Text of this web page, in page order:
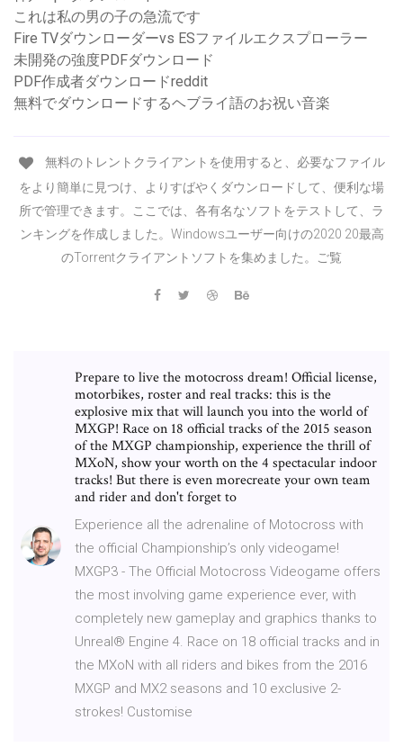
これは私の男の子の急流です
Fire TVダウンローダーvs ESファイルエクスプローラー
未開発の強度PDFダウンロード
PDF作成者ダウンロードreddit
無料でダウンロードするヘブライ語のお祝い音楽
無料のトレントクライアントを使用すると、必要なファイル
をより簡単に見つけ、よりすばやくダウンロードして、便利な場
所で管理できます。ここでは、各有名なソフトをテストして、ラ
ンキングを作成しました。Windowsユーザー向けの2020 20最高
のTorrentクライアントソフトを集めました。ご覧
Prepare to live the motocross dream! Official license,
motorbikes, roster and real tracks: this is the
explosive mix that will launch you into the world of
MXGP! Race on 18 official tracks of the 2015 season
of the MXGP championship, experience the thrill of
MXoN, show your worth on the 4 spectacular indoor
tracks! But there is even morecreate your own team
and rider and don't forget to
Experience all the adrenaline of Motocross with
the official Championship’s only videogame!
MXGP3 - The Official Motocross Videogame offers
the most involving game experience ever, with
completely new gameplay and graphics thanks to
Unreal® Engine 4. Race on 18 official tracks and in
the MXoN with all riders and bikes from the 2016
MXGP and MX2 seasons and 10 exclusive 2-
strokes! Customise